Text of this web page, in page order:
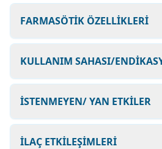
FARMASÖTİK ÖZELLİKLERİ
KULLANIM SAHASI/
İSTENMEYEN/ YAN ETKİLER
İLAÇ ETKİLEŞİMLERİ